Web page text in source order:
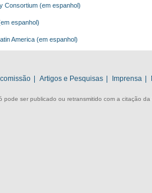
Consortium (em espanhol)
espanhol)
America (em espanhol)
Artigos e Pesquisas Imprensa
ser publicado ou retransmitido com a citação da